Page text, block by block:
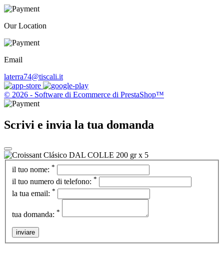
Our Location
Email
laterra74@tiscali.it
© 2026 - Software di Ecommerce di PrestaShop™
Scrivi e invia la tua domanda
il tuo nome: *
il tuo numero di telefono: *
la tua email: *
tua domanda: *
inviare